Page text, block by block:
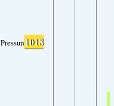
Pressure1018